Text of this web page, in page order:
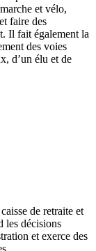
et vélo,
faire des
Il fait également la
des voies
d’un élu et de
de retraite et
les décisions
et exerce des